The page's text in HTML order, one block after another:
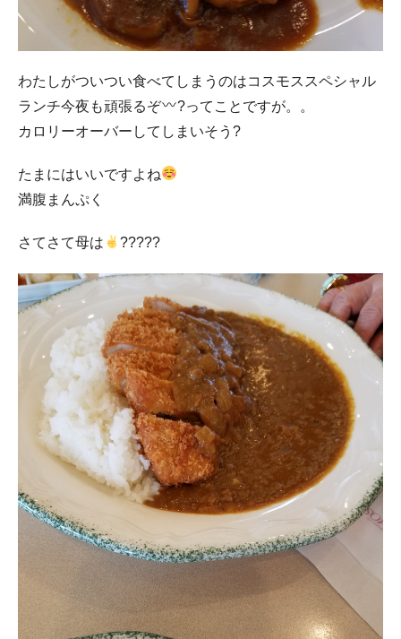
わたしがついつい食べてしまうのはコスモススペシャル
ランチ今夜も頑張るぞ
?ってことですが。。
カロリーオーバーしてしまいそう?
たまにはいいですよね
満腹まんぷく
さてさて母は ?????